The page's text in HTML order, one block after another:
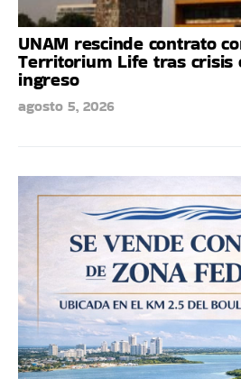
UNAM rescinde contrato
Territorium Life tras crisis
ingreso
agosto 5, 2026